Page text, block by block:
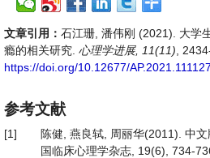
文章引用： 石江珊, 潘伟刚 (2021). 大学
瘾的相关研究. 心理学进展, 11(11) ,
https://doi.org/10.12677/
参考文献
[1]
陈健, 燕良轼, 周丽华(2011). 中
国临床心理学杂志, 19(6), 734-